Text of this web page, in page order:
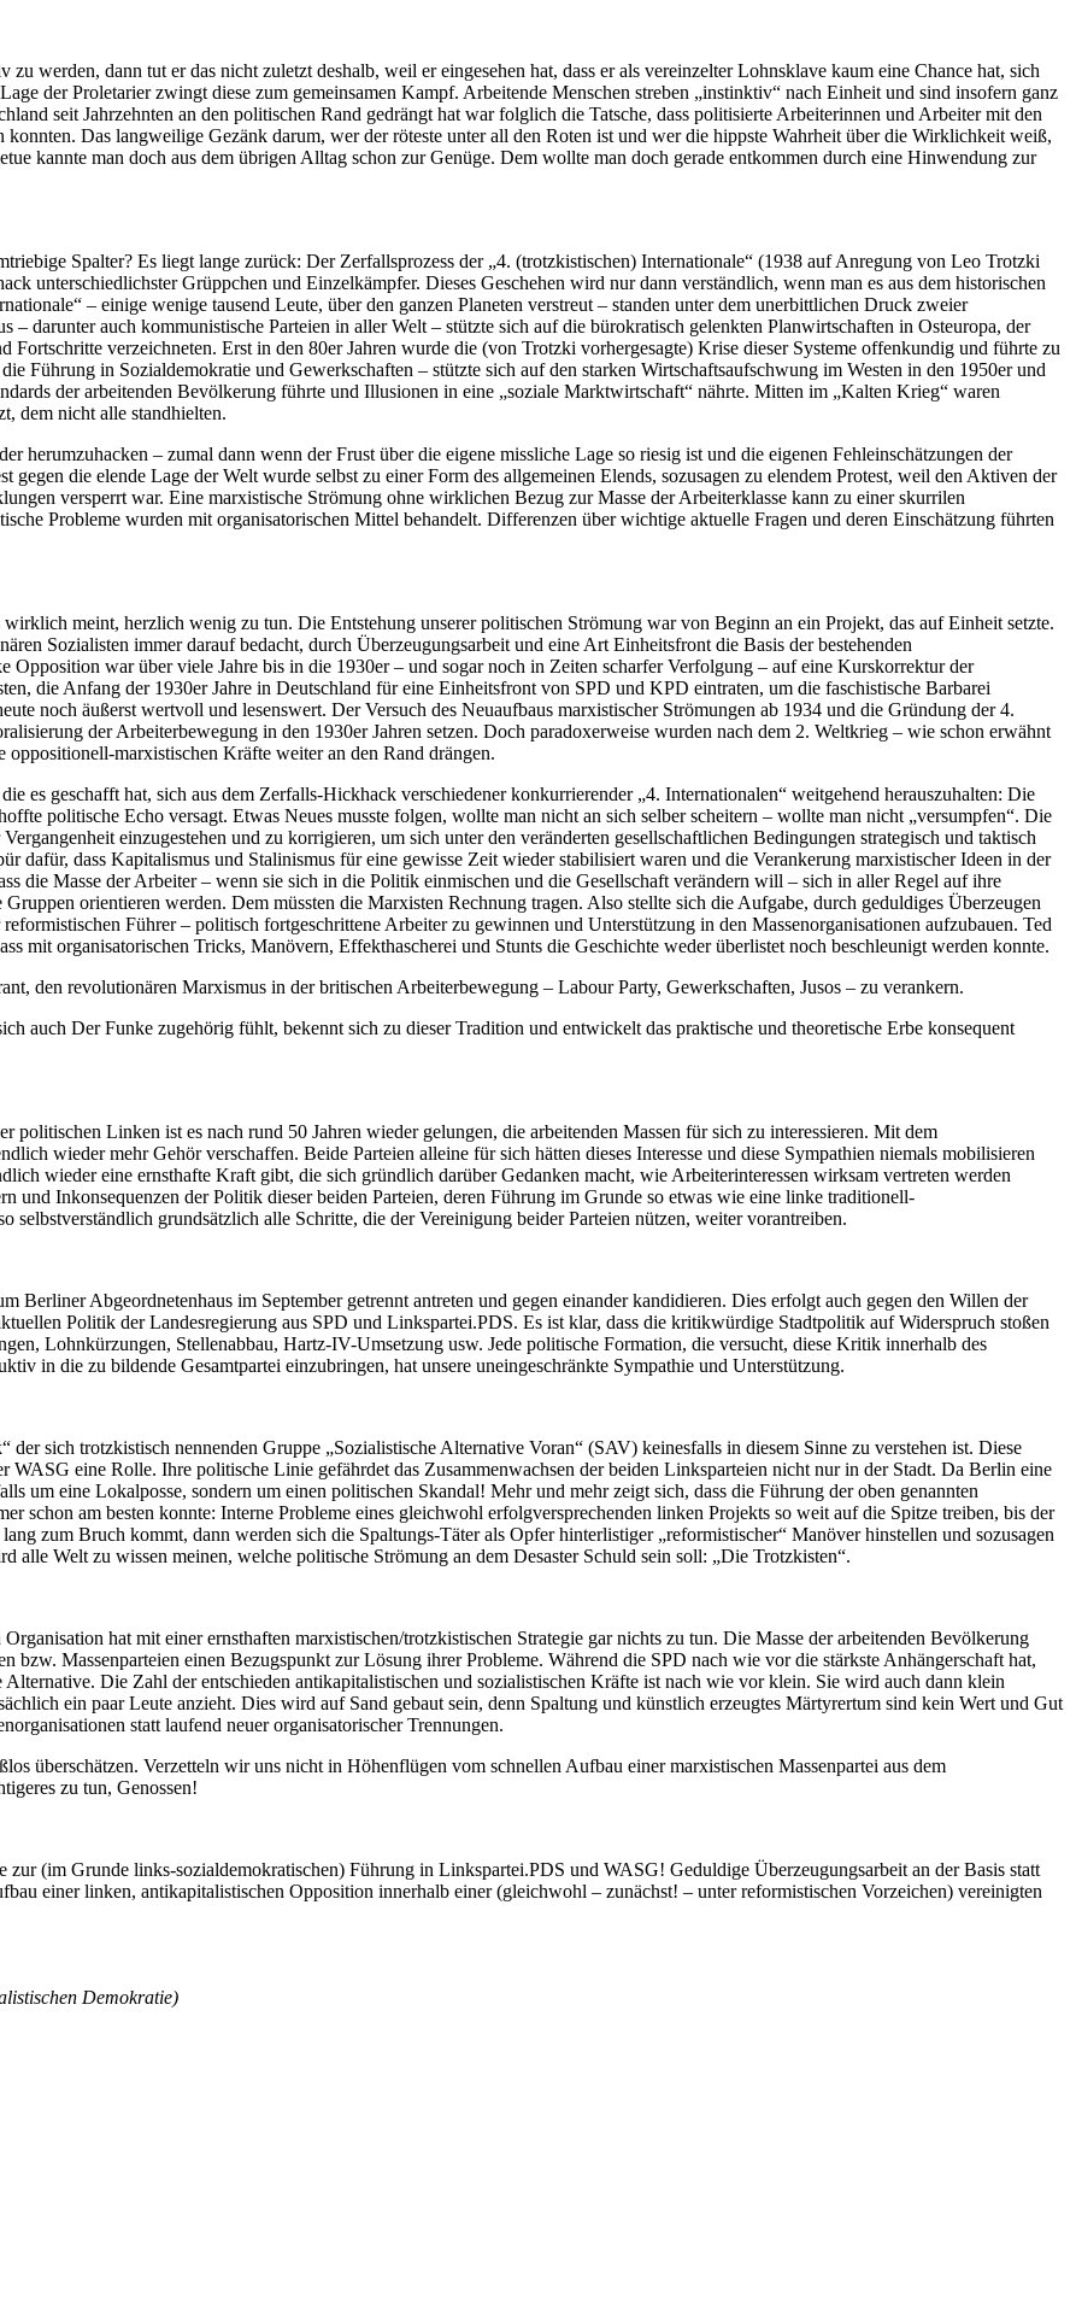
werden, dann tut er das nicht zuletzt deshalb, weil er eingesehen hat, dass er als vereinzelter Lohnsklave kaum eine Chance hat, sich
der Proletarier zwingt diese zum gemeinsamen Kampf. Arbeitende Menschen streben „instinktiv“ nach Einheit und sind insofern ganz
seit Jahrzehnten an den politischen Rand gedrängt hat war folglich die Tatsche, dass politisierte Arbeiterinnen und Arbeiter mit den
Das langweilige Gezänk darum, wer der röteste unter all den Roten ist und wer die hippste Wahrheit über die Wirklichkeit weiß,
kannte man doch aus dem übrigen Alltag schon zur Genüge. Dem wollte man doch gerade entkommen durch eine Hinwendung zur
Spalter? Es liegt lange zurück: Der Zerfallsprozess der „4. (trotzkistischen) Internationale“ (1938 auf Anregung von Leo Trotzki
unterschiedlichster Grüppchen und Einzelkämpfer. Dieses Geschehen wird nur dann verständlich, wenn man es aus dem historischen
– einige wenige tausend Leute, über den ganzen Planeten verstreut – standen unter dem unerbittlichen Druck zweier
darunter auch kommunistische Parteien in aller Welt – stützte sich auf die bürokratisch gelenkten Planwirtschaften in Osteuropa, der
Fortschritte verzeichneten. Erst in den 80er Jahren wurde die (von Trotzki vorhergesagte) Krise dieser Systeme offenkundig und führte zu
Führung in Sozialdemokratie und Gewerkschaften – stützte sich auf den starken Wirtschaftsaufschwung im Westen in den 1950er und
der arbeitenden Bevölkerung führte und Illusionen in eine „soziale Marktwirtschaft“ nährte. Mitten im „Kalten Krieg“ waren
dem nicht alle standhielten.
herumzuhacken – zumal dann wenn der Frust über die eigene missliche Lage so riesig ist und die eigenen Fehleinschätzungen der
die elende Lage der Welt wurde selbst zu einer Form des allgemeinen Elends, sozusagen zu elendem Protest, weil den Aktiven der
versperrt war. Eine marxistische Strömung ohne wirklichen Bezug zur Masse der Arbeiterklasse kann zu einer skurrilen
Probleme wurden mit organisatorischen Mittel behandelt. Differenzen über wichtige aktuelle Fragen und deren Einschätzung führten
meint, herzlich wenig zu tun. Die Entstehung unserer politischen Strömung war von Beginn an ein Projekt, das auf Einheit setzte.
Sozialisten immer darauf bedacht, durch Überzeugungsarbeit und eine Art Einheitsfront die Basis der bestehenden
Opposition war über viele Jahre bis in die 1930er – und sogar noch in Zeiten scharfer Verfolgung – auf eine Kurskorrektur der
die Anfang der 1930er Jahre in Deutschland für eine Einheitsfront von SPD und KPD eintraten, um die faschistische Barbarei
noch äußerst wertvoll und lesenswert. Der Versuch des Neuaufbaus marxistischer Strömungen ab 1934 und die Gründung der 4.
der Arbeiterbewegung in den 1930er Jahren setzen. Doch paradoxerweise wurden nach dem 2. Weltkrieg – wie schon erwähnt
marxistischen Kräfte weiter an den Rand drängen.
es geschafft hat, sich aus dem Zerfalls-Hickhack verschiedener konkurrierender „4. Internationalen“ weitgehend herauszuhalten: Die
politische Echo versagt. Etwas Neues musste folgen, wollte man nicht an sich selber scheitern – wollte man nicht „versumpfen“. Die
einzugestehen und zu korrigieren, um sich unter den veränderten gesellschaftlichen Bedingungen strategisch und taktisch
dafür, dass Kapitalismus und Stalinismus für eine gewisse Zeit wieder stabilisiert waren und die Verankerung marxistischer Ideen in der
die Masse der Arbeiter – wenn sie sich in die Politik einmischen und die Gesellschaft verändern will – sich in aller Regel auf ihre
orientieren werden. Dem müssten die Marxisten Rechnung tragen. Also stellte sich die Aufgabe, durch geduldiges Überzeugen
Führer – politisch fortgeschrittene Arbeiter zu gewinnen und Unterstützung in den Massenorganisationen aufzubauen. Ted
mit organisatorischen Tricks, Manövern, Effekthascherei und Stunts die Geschichte weder überlistet noch beschleunigt werden konnte.
den revolutionären Marxismus in der britischen Arbeiterbewegung – Labour Party, Gewerkschaften, Jusos – zu verankern.
auch Der Funke zugehörig fühlt, bekennt sich zu dieser Tradition und entwickelt das praktische und theoretische Erbe konsequent
Linken ist es nach rund 50 Jahren wieder gelungen, die arbeitenden Massen für sich zu interessieren. Mit dem
wieder mehr Gehör verschaffen. Beide Parteien alleine für sich hätten dieses Interesse und diese Sympathien niemals mobilisieren
wieder eine ernsthafte Kraft gibt, die sich gründlich darüber Gedanken macht, wie Arbeiterinteressen wirksam vertreten werden
und Inkonsequenzen der Politik dieser beiden Parteien, deren Führung im Grunde so etwas wie eine linke traditionell-
selbstverständlich grundsätzlich alle Schritte, die der Vereinigung beider Parteien nützen, weiter vorantreiben.
Berliner Abgeordnetenhaus im September getrennt antreten und gegen einander kandidieren. Dies erfolgt auch gegen den Willen der
Politik der Landesregierung aus SPD und Linkspartei.PDS. Es ist klar, dass die kritikwürdige Stadtpolitik auf Widerspruch stoßen
Lohnkürzungen, Stellenabbau, Hartz-IV-Umsetzung usw. Jede politische Formation, die versucht, diese Kritik innerhalb des
in die zu bildende Gesamtpartei einzubringen, hat unsere uneingeschränkte Sympathie und Unterstützung.
sich trotzkistisch nennenden Gruppe „Sozialistische Alternative Voran“ (SAV) keinesfalls in diesem Sinne zu verstehen ist. Diese
WASG eine Rolle. Ihre politische Linie gefährdet das Zusammenwachsen der beiden Linksparteien nicht nur in der Stadt. Da Berlin eine
um eine Lokalposse, sondern um einen politischen Skandal! Mehr und mehr zeigt sich, dass die Führung der oben genannten
schon am besten konnte: Interne Probleme eines gleichwohl erfolgversprechenden linken Projekts so weit auf die Spitze treiben, bis der
zum Bruch kommt, dann werden sich die Spaltungs-Täter als Opfer hinterlistiger „reformistischer“ Manöver hinstellen und sozusagen
Welt zu wissen meinen, welche politische Strömung an dem Desaster Schuld sein soll: „Die Trotzkisten“.
hat mit einer ernsthaften marxistischen/trotzkistischen Strategie gar nichts zu tun. Die Masse der arbeitenden Bevölkerung
Massenparteien einen Bezugspunkt zur Lösung ihrer Probleme. Während die SPD nach wie vor die stärkste Anhängerschaft hat,
Die Zahl der entschieden antikapitalistischen und sozialistischen Kräfte ist nach wie vor klein. Sie wird auch dann klein
ein paar Leute anzieht. Dies wird auf Sand gebaut sein, denn Spaltung und künstlich erzeugtes Märtyrertum sind kein Wert und Gut
statt laufend neuer organisatorischer Trennungen.
überschätzen. Verzetteln wir uns nicht in Höhenflügen vom schnellen Aufbau einer marxistischen Massenpartei aus dem
zu tun, Genossen!
(im Grunde links-sozialdemokratischen) Führung in Linkspartei.PDS und WASG! Geduldige Überzeugungsarbeit an der Basis statt
einer linken, antikapitalistischen Opposition innerhalb einer (gleichwohl – zunächst! – unter reformistischen Vorzeichen) vereinigten
Demokratie)